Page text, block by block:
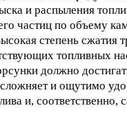
и распыления
частиц по объему
степень сжатия
топливных
должно
и ощутимо
и, соответственно,